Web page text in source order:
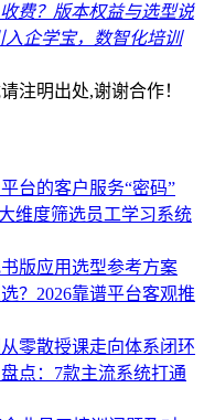
费？版本权益与选型说
企学宝，数智化培训
注明出处,谢谢合作！
台的客户服务“密码”
维度筛选员工学习系统
版应用选型参考方案
？2026靠谱平台客观推
零散授课走向体系闭环
点：7款主流系统打通